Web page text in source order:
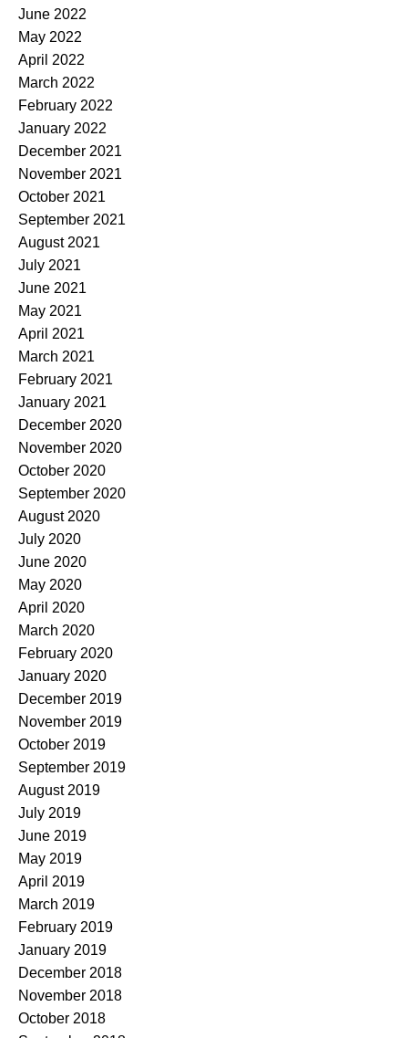
June 2022
May 2022
April 2022
March 2022
February 2022
January 2022
December 2021
November 2021
October 2021
September 2021
August 2021
July 2021
June 2021
May 2021
April 2021
March 2021
February 2021
January 2021
December 2020
November 2020
October 2020
September 2020
August 2020
July 2020
June 2020
May 2020
April 2020
March 2020
February 2020
January 2020
December 2019
November 2019
October 2019
September 2019
August 2019
July 2019
June 2019
May 2019
April 2019
March 2019
February 2019
January 2019
December 2018
November 2018
October 2018